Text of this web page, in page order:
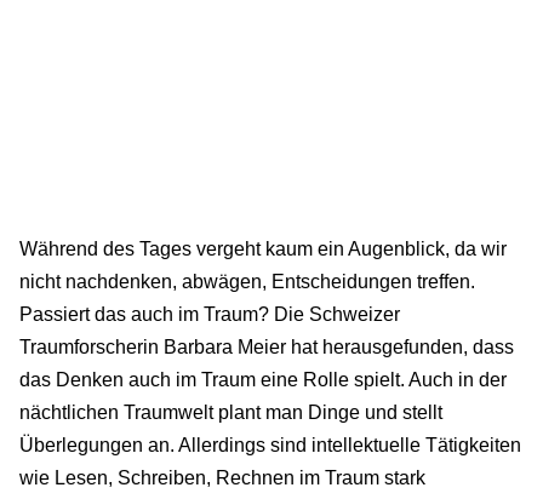
Während des Tages vergeht kaum ein Augenblick, da wir
nicht nachdenken, abwägen, Entscheidungen treffen.
Passiert das auch im Traum? Die Schweizer
Traumforscherin Barbara Meier hat herausgefunden, dass
das Denken auch im Traum eine Rolle spielt. Auch in der
nächtlichen Traumwelt plant man Dinge und stellt
Überlegungen an. Allerdings sind intellektuelle Tätigkeiten
wie Lesen, Schreiben, Rechnen im Traum stark